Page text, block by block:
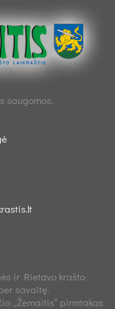
saugomos.
ir Rietavo krašto
savaitę.
„Žemaitis“ pirmtakas